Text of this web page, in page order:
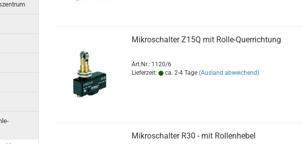
Mikroschalter Z15Q mit Rolle-Querrichtung
Art.Nr.: 1120/6
Lieferzeit:
ca. 2-4 Tage (Ausland abweichend)
Mikroschalter R30 - mit Rollenhebel